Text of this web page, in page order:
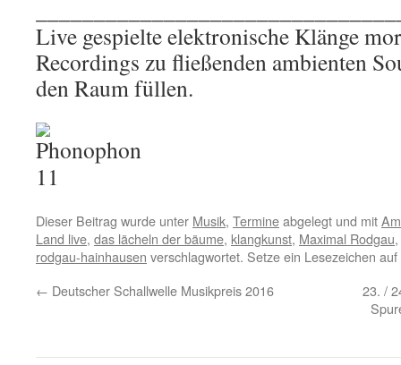
Live gespielte elektronische Klänge
Recordings zu fließenden ambienten
den Raum füllen.
Dieser Beitrag wurde unter Musik, Termineabgelegt und mit
Land live, das lächeln der bäume, klangkunst, Maximal Rodgau,
rodgau-hainhausen verschlagwortet. Setze ein Lesezeichen
← Deutscher Schallwelle Musikpreis 2016
23. /